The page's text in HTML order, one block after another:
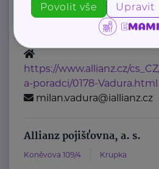
najdete vždy profesionála,
rád poradí a pomůže.
https://www.allianz.cz/
a-poradci/0178-Vadura.html
milan.vadura@iallianz.cz
Allianz pojišťovna, a. s.
Koněvova 109/4 Krupka
Povolit vše Upravit